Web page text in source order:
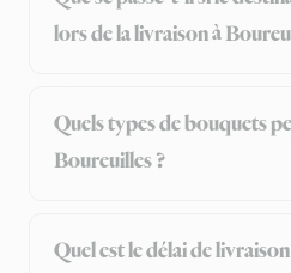
lors de la livraison à
Quels types de bouquets
Boureuilles ?
Quel est le délai de